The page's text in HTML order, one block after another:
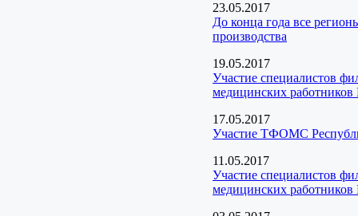
23.05.2017
До конца года все
производства
19.05.2017
Участие специалистов
медицинских
17.05.2017
Участие ТФОМС
11.05.2017
Участие специалистов
медицинских работников